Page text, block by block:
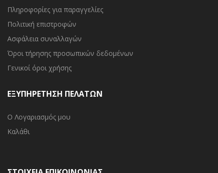
Πληροφορίες για παραγγελίες
Πολιτική επιστροφών
Ασφάλεια συναλλαγών
Όροι τήρησης προσωπικών δεδομένων
Γενικοί όροι χρήσης
ΕΞΥΠΗΡΕΤΗΣΗ ΠΕΛΑΤΩΝ
Ο Λογαριασμός μου
Καλάθι